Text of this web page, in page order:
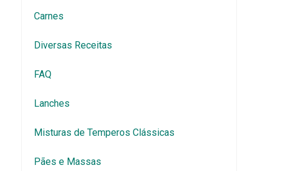
Carnes
Diversas Receitas
FAQ
Lanches
Misturas de Temperos Clássicas
Pães e Massas